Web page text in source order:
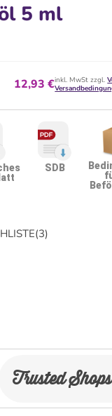
5 ml
12,93 €inkl. MwSt zzgl.
SDB
(3)
Trusted